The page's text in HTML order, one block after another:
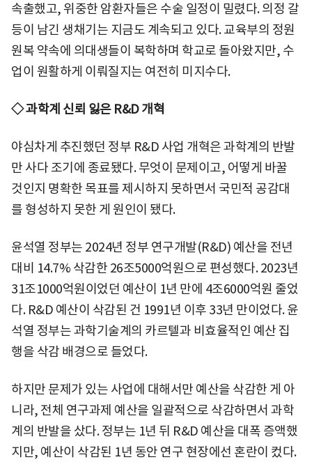
속출했고, 위중한 암환자들은 수술 일정이 밀렸다. 의정 갈
등이 남긴 생채기는 지금도 계속되고 있다. 교육부의 정원
원복 약속에 의대생들이 복학하며 학교로 돌아왔지만, 수
업이 원활하게 이뤄질지는 여전히 미지수다.
◇ 과학계 신뢰 잃은 R&D 개혁
야심차게 추진했던 정부 R&D 사업 개혁은 과학계의 반발
만 사다 조기에 종료됐다. 무엇이 문제이고, 어떻게 바꿀
것인지 명확한 목표를 제시하지 못하면서 국민적 공감대
를 형성하지 못한 게 원인이 됐다.
윤석열 정부는 2024년 정부 연구개발(R&D) 예산을 전년
대비 14.7% 삭감한 26조5000억원으로 편성했다. 2023년
31조1000억원이었던 예산이 1년 만에 4조6000억원 줄었
다. R&D 예산이 삭감된 건 1991년 이후 33년 만이었다. 윤
석열 정부는 과학기술계의 카르텔과 비효율적인 예산 집
행을 삭감 배경으로 들었다.
하지만 문제가 있는 사업에 대해서만 예산을 삭감한 게 아
니라, 전체 연구과제 예산을 일괄적으로 삭감하면서 과학
계의 반발을 샀다. 정부는 1년 뒤 R&D 예산을 대폭 증액했
지만, 예산이 삭감된 1년 동안 연구 현장에선 혼란이 컸다.